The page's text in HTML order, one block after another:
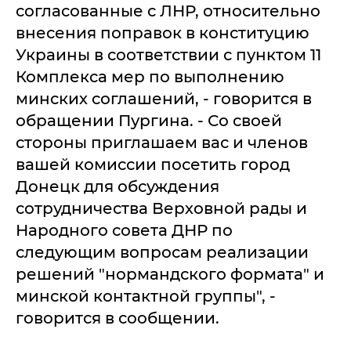
согласованные с ЛНР, относительно
внесения поправок в конституцию
Украины в соответствии с пунктом 11
Комплекса мер по выполнению
минских соглашений, - говорится в
обращении Пургина. - Со своей
стороны приглашаем вас и членов
вашей комиссии посетить город
Донецк для обсуждения
сотрудничества Верховной рады и
Народного совета ДНР по
следующим вопросам реализации
решений "нормандского формата" и
минской контактной группы", -
говорится в сообщении.